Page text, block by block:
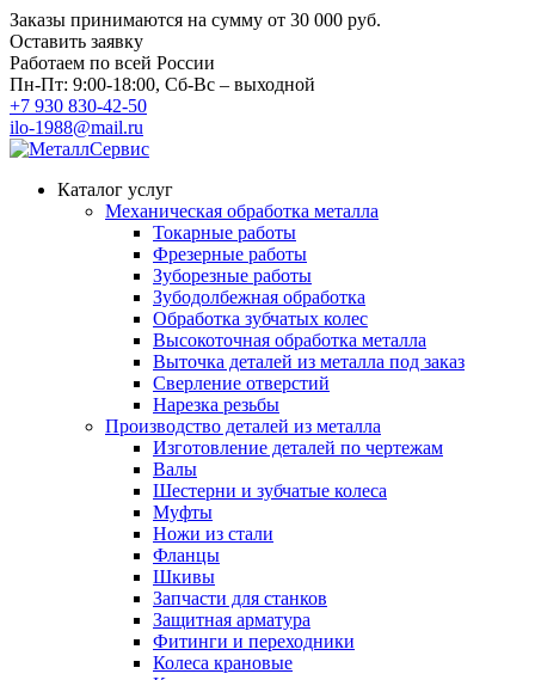
Заказы принимаются на сумму от 30 000 руб.
Оставить заявку
Работаем по всей России
Пн-Пт: 9:00-18:00, Сб-Вс – выходной
+7 930 830-42-50
ilo-1988@mail.ru
Каталог услуг
Механическая обработка металла
Токарные работы
Фрезерные работы
Зуборезные работы
Зубодолбежная обработка
Обработка зубчатых колес
Высокоточная обработка металла
Выточка деталей из металла под заказ
Сверление отверстий
Нарезка резьбы
Производство деталей из металла
Изготовление деталей по чертежам
Валы
Шестерни и зубчатые колеса
Муфты
Ножи из стали
Фланцы
Шкивы
Запчасти для станков
Защитная арматура
Фитинги и переходники
Колеса крановые